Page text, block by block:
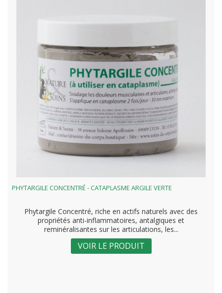
PHYTARGILE CONCENTRÉ - CATAPLASME ARGILE VERTE
Phytargile Concentré, riche en actifs naturels avec des
propriétés anti-inflammatoires, antalgiques et
reminéralisantes sur les articulations, les...
VOIR LE PRODUIT